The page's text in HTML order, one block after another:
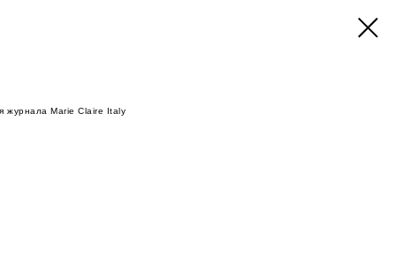
журнала Marie Claire Italy